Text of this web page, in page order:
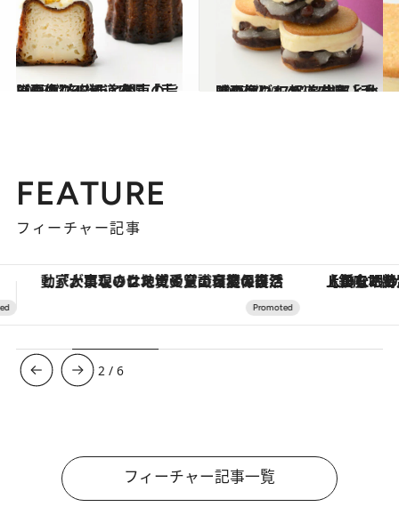
2025.7.16
【画像】47都道府県「手みやげグルメ」“関東の旨いもの”を総まとめ
贈りもの 2025.7.20
【画像】47都道府県「手みやげグルメ」“中部・北陸の旨いもの”を総まとめ
贈りもの
FEATURE
フィーチャー記事
【銀座で出合う最旬美容】美髪ケアや上質な眠り…セルフケアのアップデートから、特別な名入れギフトまで。大人のための「ReFa GINZA」クルーズ
3 /6
フィーチャー記事一覧